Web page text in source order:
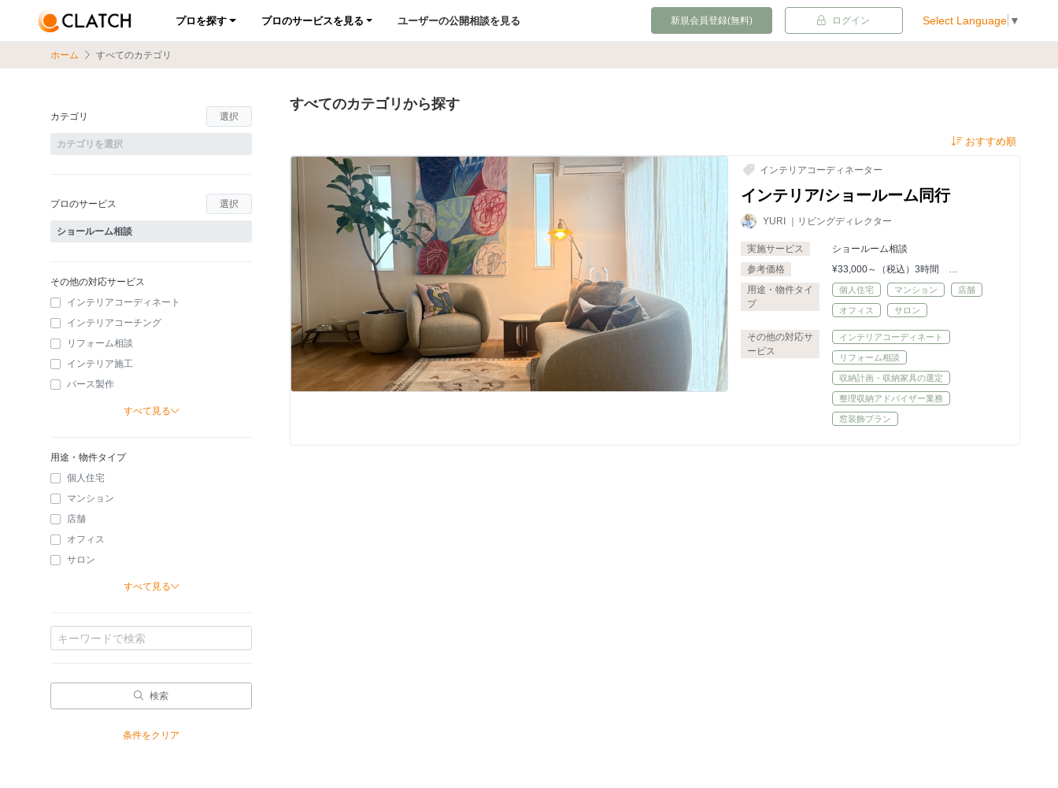
プロを探す プロのサービスを見る ユーザーの公開相談を見る 新規会員登録(無料) ログイン Select Language ▼
ホーム すべてのカテゴリ
すべてのカテゴリから探す
インテリアコーディネーター
インテリア/ショールーム同行
YURI ｜リビングディレクター
実施サービス
ショールーム相談
参考価格
¥33,000～（税込）3時間
※超過時間は、¥4,500/30分毎
用途・物件タイ
プ
個人住宅 マンション 店舗
オフィス サロン
その他の対応サ
ービス
インテリアコーディネート
リフォーム相談
収納計画・収納家具の選定
整理収納アドバイザー業務
窓装飾プラン
カテゴリ 選択
プロのサービス 選択
その他の対応サービス
インテリアコーディネート
インテリアコーチング
リフォーム相談
インテリア施工
パース製作
すべて見る
用途・物件タイプ
個人住宅
マンション
店舗
オフィス
サロン
すべて見る
検索
条件をクリア